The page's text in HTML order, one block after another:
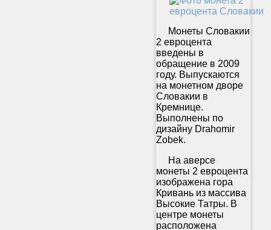
Монеты Словакии
2 евроцента
введены в
обращение в 2009
году. Выпускаются
на монетном дворе
Словакии в
Кремнице.
Выполнены по
дизайну Drahomir
Zobek.
На аверсе
монеты 2 евроцента
изображена гора
Кривань из массива
Высокие Татры. В
центре монеты
расположена